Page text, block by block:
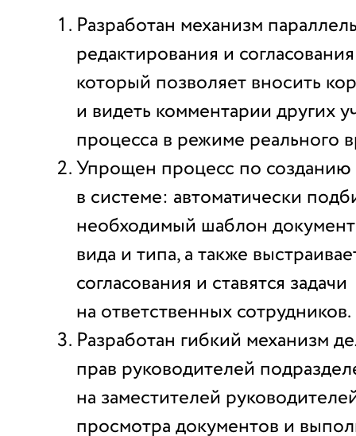
Разработан механизм
редактирования и
который позволяет вносить
и видеть комментарии других
процесса в режиме реального
Упрощен процесс по созданию
в системе: автоматически
необходимый шаблон
вида и типа, а также
согласования и ставятся задачи
на ответственных сотрудников.
Разработан гибкий механизм
прав руководителей
на заместителей
просмотра документов и